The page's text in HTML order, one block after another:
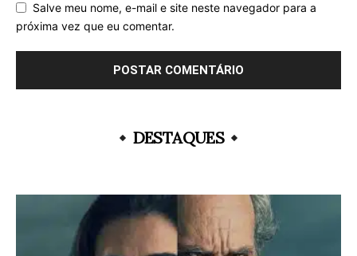
Salve meu nome, e-mail e site neste navegador para a
próxima vez que eu comentar.
DESTAQUES